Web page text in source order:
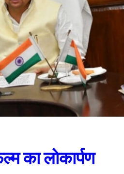
का लोकार्पण